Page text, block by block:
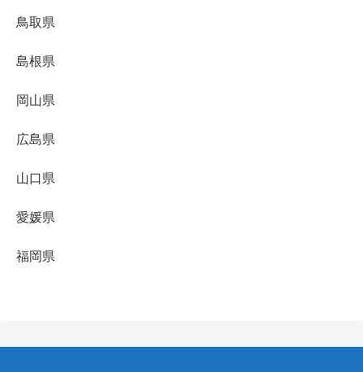
鳥取県
島根県
岡山県
広島県
山口県
愛媛県
福岡県